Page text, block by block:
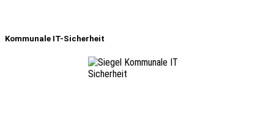
Kommunale IT-Sicherheit